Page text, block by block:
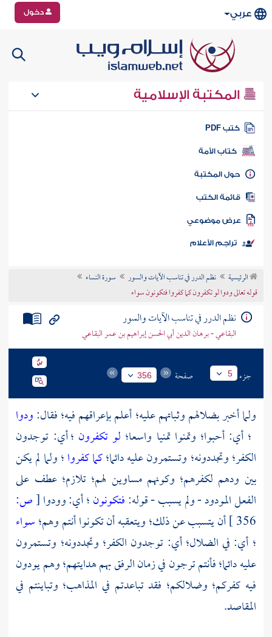
عربي دخول
المكتبة الإسلامية
كتب PDF
كتاب الأمة
المكتبة
الكتب
موضوعي
تراجم الأعلام
الرئيسية نظم الدرر في تناسب الآيات والسور
سورة النساء
قوله تعالى ودوا لو تكفرون كما كفروا فتكونون سواء
نظم الدرر في تناسب الآيات والسور
البقاعي - برهان الدين أبي الحسن إبراهيم بن عمر البقاعي
جزء 5 صفحة 356
ولما أخبر بضلالهم وثباتهم عليه؛ أعلم بإعراقهم فيه؛ فقال:ودوا
؛ أي: أحبوا؛ وتمنوا تمنيا واسعا؛ لو تكفرون ؛ أي: توجدون
الكفر؛ وتجددونه؛ وتستمرون عليه دائما؛كما كفروا؛ ولما لم يكن
بين ودهم لكفرهم؛ وكونهم مساوين لهم؛ تلازم؛ عطف على
الفعل المودود - ولم يسبب - قوله:فتكونون؛ أي: وودوا[ص:
356 ] أن يتسبب عن ذلك؛ ويتعقبه أن تكونوا أنتم وهم؛سواء
؛ أي: في الضلال؛ أي: توجدون الكفر؛ وتجددونه؛ وتستمرون
عليه دائما؛ فأنتم ترجون في زمان الرفق بهم هدايتهم؛ وهم يودون
فيه كفركم؛ وضلالكم؛ فقد تباعدتم في المذاهب؛ وتباينتم في
المقاصد.